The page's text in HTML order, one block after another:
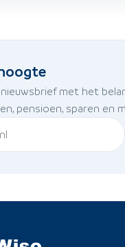
met het
pensioen, sparen en